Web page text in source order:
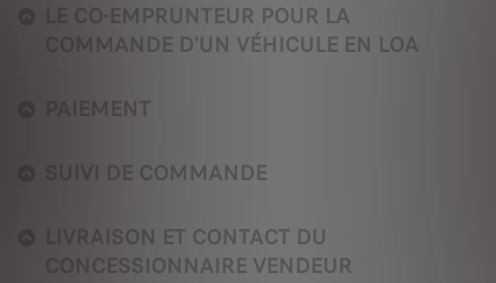
LE CO-EMPRUNTEUR POUR LA
COMMANDE D'UN VÉHICULE EN LOA
PAIEMENT
SUIVI DE COMMANDE
LIVRAISON ET CONTACT DU
CONCESSIONNAIRE VENDEUR